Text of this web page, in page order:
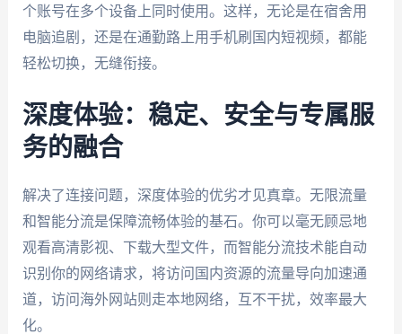
个账号在多个设备上同时使用。这样，无论是在宿舍用
电脑追剧，还是在通勤路上用手机刷国内短视频，都能
轻松切换，无缝衔接。
深度体验：稳定、安全与专属服
务的融合
解决了连接问题，深度体验的优劣才见真章。无限流量
和智能分流是保障流畅体验的基石。你可以毫无顾忌地
观看高清影视、下载大型文件，而智能分流技术能自动
识别你的网络请求，将访问国内资源的流量导向加速通
道，访问海外网站则走本地网络，互不干扰，效率最大
化。